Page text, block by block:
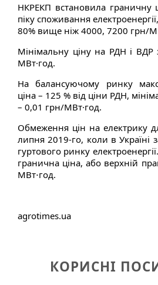
НКРЕКП встановила граничну
піку споживання
80% вище ніж 4000, 7200 грн/
Мінімальну ціну на РДН і
МВт·год.
На балансуючому ринку
ціна – 125 % від ціни РДН,
– 0,01 грн/МВт·год.
Обмеження цін на електрику
липня 2019-го, коли в Україні
гуртового ринку
гранична ціна, або верхній
МВт⋅год.
agrotimes.ua
КОРИСНІ